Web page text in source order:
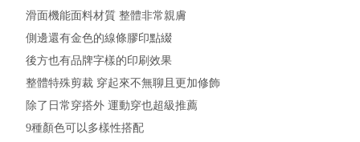
滑面機能面料材質 整體非常親膚
側邊還有金色的線條膠印點綴
後方也有品牌字樣的印刷效果
整體特殊剪裁 穿起來不無聊且更加修飾
除了日常穿搭外 運動穿也超級推薦
9種顏色可以多樣性搭配